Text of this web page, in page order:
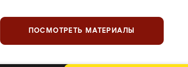
ПОСМОТРЕТЬ МАТЕРИАЛЫ